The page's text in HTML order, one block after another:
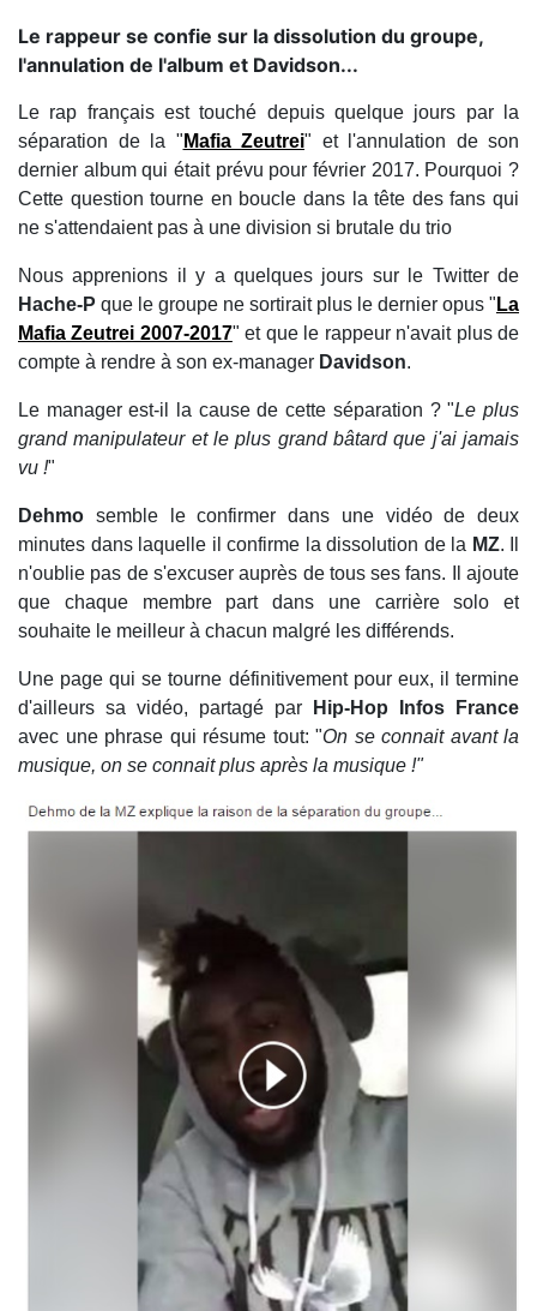
Le rappeur se confie sur la dissolution du groupe,
l'annulation de l'album et Davidson...
Le rap français est touché depuis quelque jours par la
séparation de la " Mafia Zeutrei" et l'annulation de son
dernier album qui était prévu pour février 2017. Pourquoi ?
Cette question tourne en boucle dans la tête des fans qui
ne s'attendaient pas à une division si brutale du trio
Nous apprenions il y a quelques jours sur le Twitter de
Hache-P que le groupe ne sortirait plus le dernier opus " La
Mafia Zeutrei 2007-2017" et que le rappeur n'avait plus de
compte à rendre à son ex-manager Davidson.
Le manager est-il la cause de cette séparation ? "Le plus
grand manipulateur et le plus grand bâtard que j'ai jamais
vu !"
Dehmo semble le confirmer dans une vidéo de deux
minutes dans laquelle il confirme la dissolution de la MZ. Il
n'oublie pas de s'excuser auprès de tous ses fans. Il ajoute
que chaque membre part dans une carrière solo et
souhaite le meilleur à chacun malgré les différends.
Une page qui se tourne définitivement pour eux, il termine
d'ailleurs sa vidéo, partagé par
Hip-Hop Infos France
avec une phrase qui résume tout: "On se connait avant la
musique, on se connait plus après la musique !"